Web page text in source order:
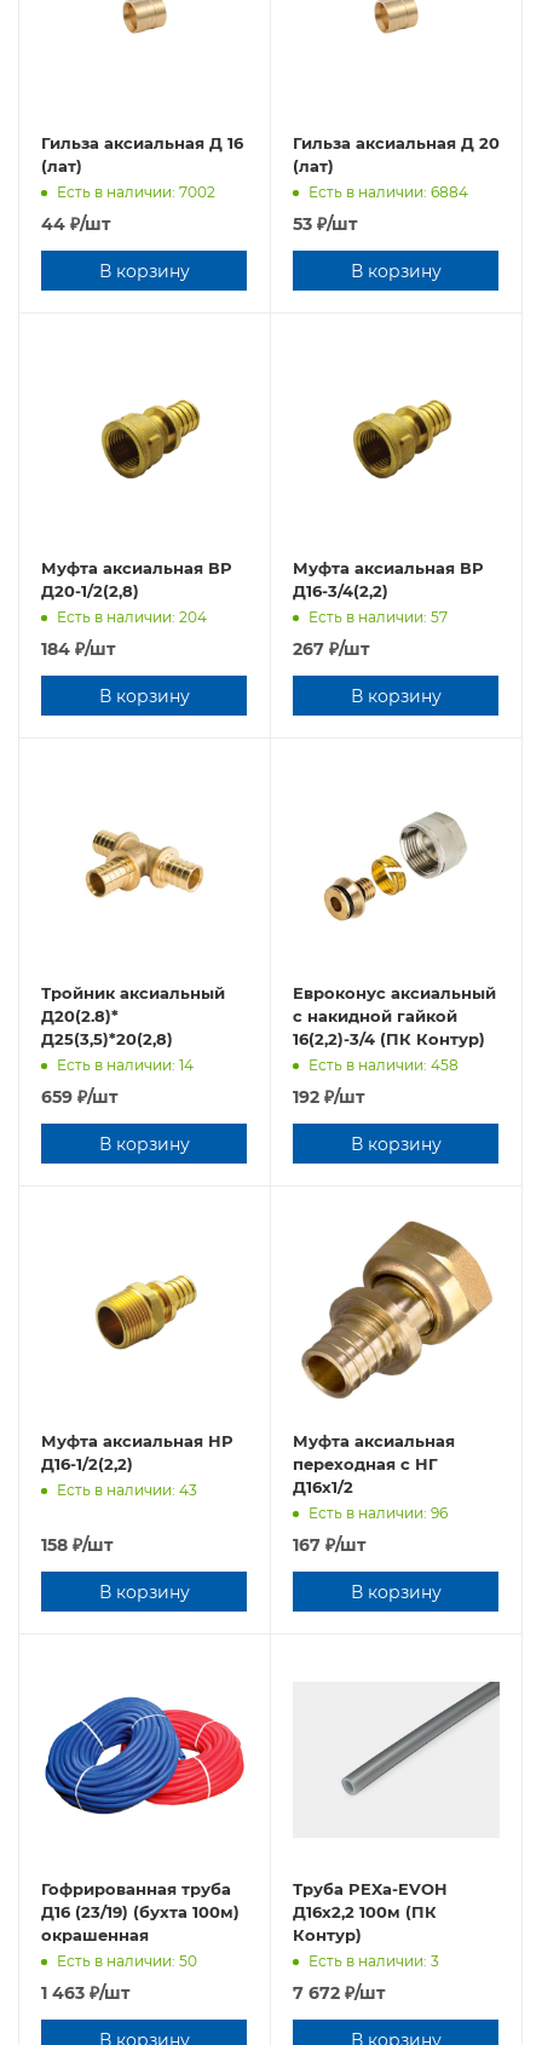
Гильза аксиальная Д 16
(лат)
Есть в наличии: 7002
44 ₽/шт
В корзину
Гильза аксиальная Д 20
(лат)
Есть в наличии: 6884
53 ₽/шт
В корзину
Муфта аксиальная ВР
Д20-1/2(2,8)
Есть в наличии: 204
184 ₽/шт
В корзину
Муфта аксиальная ВР
Д16-3/4(2,2)
Есть в наличии: 57
267 ₽/шт
В корзину
Тройник аксиальный
Д20(2.8)*
Д25(3,5)*20(2,8)
Есть в наличии: 14
659 ₽/шт
В корзину
Евроконус аксиальный
с накидной гайкой
16(2,2)-3/4 (ПК Контур)
Есть в наличии: 458
192 ₽/шт
В корзину
Муфта аксиальная НР
Д16-1/2(2,2)
Есть в наличии: 43
158 ₽/шт
В корзину
Муфта аксиальная
переходная с НГ
Д16х1/2
Есть в наличии: 96
167 ₽/шт
В корзину
Гофрированная труба
Д16 (23/19) (бухта 100м)
окрашенная
Есть в наличии: 50
1 463 ₽/шт
В корзину
Труба PEXa-EVOH
Д16х2,2 100м (ПК
Контур)
Есть в наличии: 3
7 672 ₽/шт
В корзину